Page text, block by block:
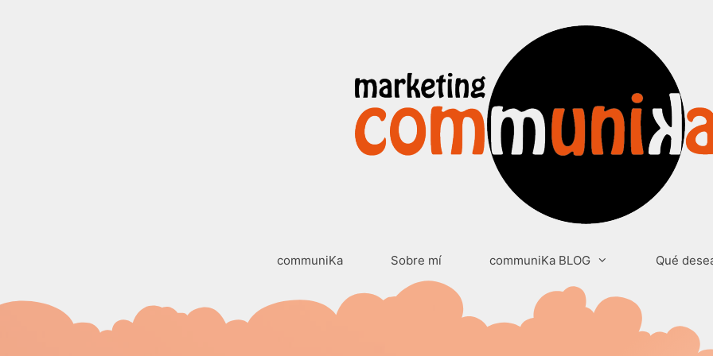
communiKa Sobre mí communiKa BLOG Qué